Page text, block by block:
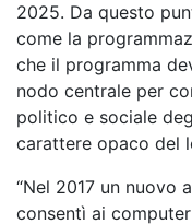
2025. Da questo
come la
che il programma
nodo centrale per
politico e sociale
carattere opaco del
“Nel 2017 un nuovo
consentì ai